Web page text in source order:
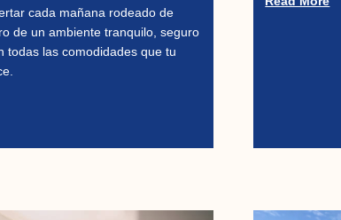
cada mañana rodeado de
de un ambiente tranquilo, seguro
todas las comodidades que tu